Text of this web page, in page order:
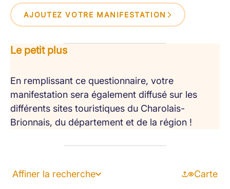
AJOUTEZ VOTRE MANIFESTATION
Le petit plus
En remplissant ce questionnaire, votre
manifestation sera également diffusé sur les
différents sites touristiques du Charolais-
Brionnais, du département et de la région !
Affiner la recherche Carte